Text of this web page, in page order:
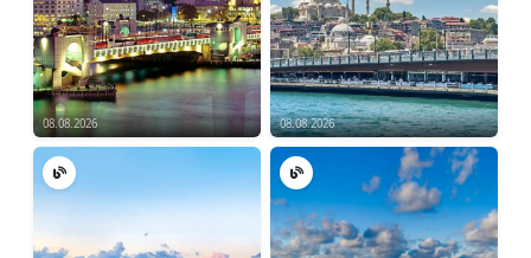
trekking.
10. Lokal Kapadokya Turu
Profesyonel Rehberler Eşliğinde:
Kapadokya'nın yerel ve tarihi alanlarını
11. Canlı Müzik ve Kamp Ateşi
08.08.2026 08.08.2026